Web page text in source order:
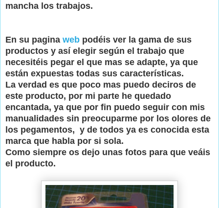
mancha los trabajos.
En su pagina web podéis ver la gama de sus
productos y así elegir según el trabajo que
necesitéis pegar el que mas se adapte, ya que
están expuestas todas sus características.
La verdad es que poco mas puedo deciros de
este producto, por mi parte he quedado
encantada, ya que por fin puedo seguir con mis
manualidades sin preocuparme por los olores de
los pegamentos, y de todos ya es conocida esta
marca que habla por si sola.
Como siempre os dejo unas fotos para que veáis
el producto.